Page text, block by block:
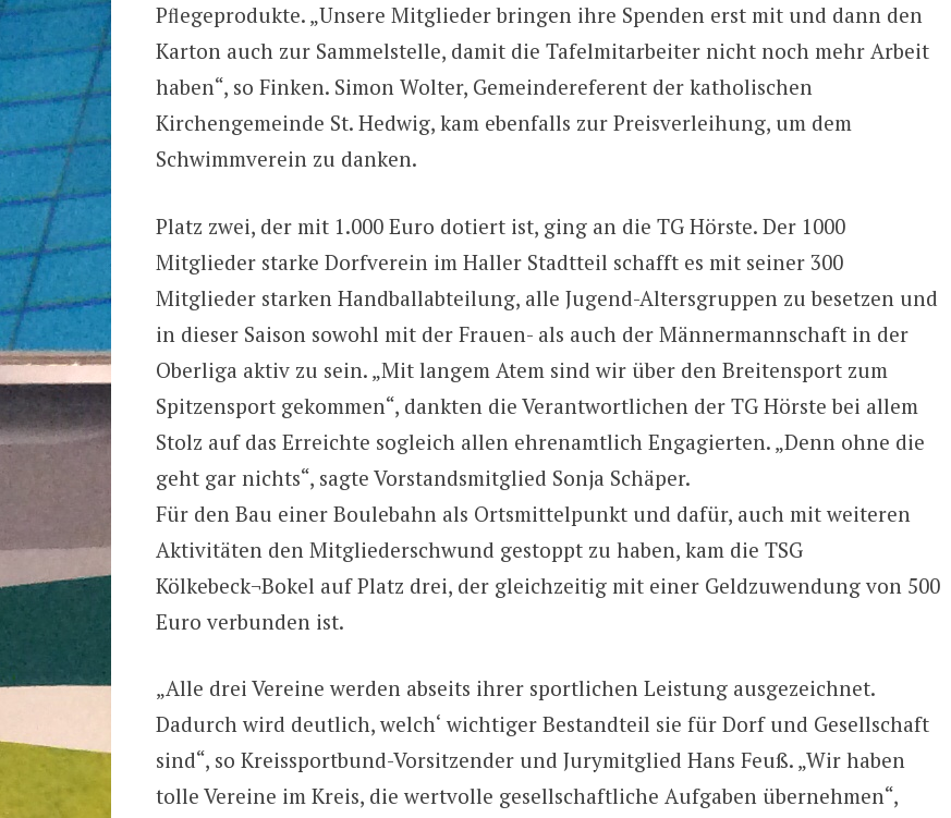
Pﬂegeprodukte. „Unsere Mitglieder bringen ihre Spenden erst mit und dann den
Karton auch zur Sammelstelle, damit die Tafelmitarbeiter nicht noch mehr Arbeit
haben“, so Finken. Simon Wolter, Gemeindereferent der katholischen
Kirchengemeinde St. Hedwig, kam ebenfalls zur Preisverleihung, um dem
Schwimmverein zu danken.
Platz zwei, der mit 1.000 Euro dotiert ist, ging an die TG Hörste. Der 1000
Mitglieder starke Dorfverein im Haller Stadtteil schafft es mit seiner 300
Mitglieder starken Handballabteilung, alle Jugend-Altersgruppen zu besetzen und
in dieser Saison sowohl mit der Frauen- als auch der Männermannschaft in der
Oberliga aktiv zu sein. „Mit langem Atem sind wir über den Breitensport zum
Spitzensport gekommen“, dankten die Verantwortlichen der TG Hörste bei allem
Stolz auf das Erreichte sogleich allen ehrenamtlich Engagierten. „Denn ohne die
geht gar nichts“, sagte Vorstandsmitglied Sonja Schäper.
Für den Bau einer Boulebahn als Ortsmittelpunkt und dafür, auch mit weiteren
Aktivitäten den Mitgliederschwund gestoppt zu haben, kam die TSG
Kölkebeck¬Bokel auf Platz drei, der gleichzeitig mit einer Geldzuwendung von 500
Euro verbunden ist.
„Alle drei Vereine werden abseits ihrer sportlichen Leistung ausgezeichnet.
Dadurch wird deutlich, welch‘ wichtiger Bestandteil sie für Dorf und Gesellschaft
sind“, so Kreissportbund-Vorsitzender und Jurymitglied Hans Feuß. „Wir haben
tolle Vereine im Kreis, die wertvolle gesellschaftliche Aufgaben übernehmen“,